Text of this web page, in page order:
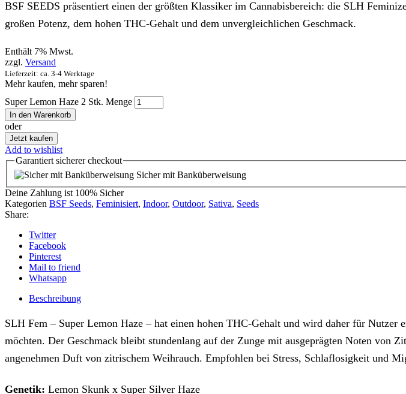
BSF SEEDS präsentiert einen der größten Klassiker im Cannabisbereich: die SLH
großen Potenz, dem hohen THC-Gehalt und dem unvergleichlichen Geschmack.
Enthält 7% Mwst.
zzgl. Versand
Lieferzeit: ca. 3-4 Werktage
Mehr kaufen, mehr sparen!
Super Lemon Haze 2 Stk. Menge
In den Warenkorb
oder
Jetzt kaufen
Add to wishlist
Garantiert sicherercheckout
Sicher mit Banküberweisung
Deine Zahlung ist 100% Sicher
Kategorien BSF Seeds, Feminisiert, Indoor, Outdoor, Sativa, Seeds
Share:
Twitter
Facebook
Pinterest
Mail to friend
Whatsapp
Beschreibung
SLH Fem – Super Lemon Haze – hat einen hohen THC-Gehalt und wird daher für
möchten. Der Geschmack bleibt stundenlang auf der Zunge mit ausgeprägten Noten von
angenehmen Duft von zitrischem Weihrauch. Empfohlen bei Stress, Schlaflosigkeit und
Genetik: Lemon Skunk x Super Silver Haze